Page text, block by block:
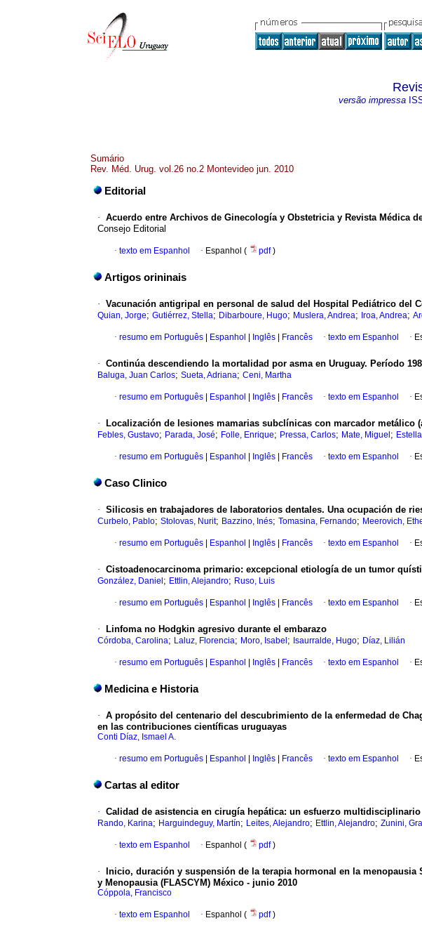
versão impressa
Sumário
Rev. Méd. Urug. vol.26 no.2 Montevideo jun. 2010
Editorial
· Acuerdo entre Archivos de Ginecología y Obstetricia y Revista Médica
Consejo Editorial
· texto em Espanhol · Espanhol ( pdf)
Artigos orininais
· Vacunación antigripal en personal de salud del Hospital Pediátrico del
Quian, Jorge; Gutiérrez, Stella; Dibarboure, Hugo; Muslera, Andrea; Iroa, Andrea;
· resumo em Português Espanhol Inglês Francês · texto em Espanhol ·
· Continúa descendiendo la mortalidad por asma en Uruguay. Período
Baluga, Juan Carlos; Sueta, Adriana; Ceni, Martha
· resumo em Português Espanhol Inglês Francês · texto em Espanhol ·
· Localización de lesiones mamarias subclínicas con marcador metálico
Febles, Gustavo; Parada, José; Folle, Enrique; Pressa, Carlos; Mate, Miguel ;
· resumo em Português Espanhol Inglês Francês · texto em Espanhol ·
Caso Clinico
· Silicosis en trabajadores de laboratorios dentales. Una ocupación de
Curbelo, Pablo; Stolovas, Nurit; Bazzino, Inés; Tomasina, Fernando; Meerovich,
· resumo em Português Espanhol Inglês Francês · texto em Espanhol ·
· Cistoadenocarcinoma primario: excepcional etiología de un tumor
González, Daniel ; Ettlin, Alejandro; Ruso, Luis
· resumo em Português Espanhol Inglês Francês · texto em Espanhol ·
· Linfoma no Hodgkin agresivo durante el embarazo
Córdoba, Carolina; Laluz, Florencia; Moro, Isabel ; Isaurralde, Hugo; Díaz, Lilián
· resumo em Português Espanhol Inglês Francês · texto em Espanhol ·
Medicina e Historia
· A propósito del centenario del descubrimiento de la enfermedad de
en las contribuciones científicas uruguayas
Conti Díaz, Ismael A.
· resumo em Português Espanhol Inglês Francês · texto em Espanhol ·
Cartas al editor
· Calidad de asistencia en cirugía hepática: un esfuerzo multidisciplinario
Rando, Karina; Harguindeguy, Martín; Leites, Alejandro; Ettlin, Alejandro; Zunini,
· texto em Espanhol · Espanhol ( pdf)
· Inicio, duración y suspensión de la terapia hormonal en la menopausia
y Menopausia (FLASCYM) México - junio 2010
Cóppola, Francisco
· texto em Espanhol · Espanhol ( pdf)